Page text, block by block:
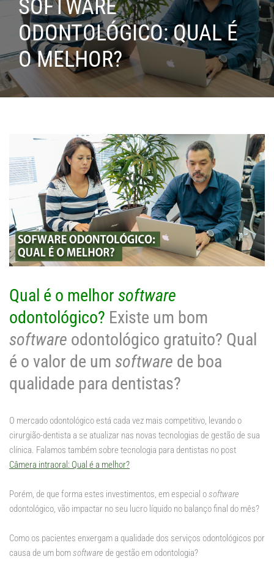
SOFTWARE
ODONTOLÓGICO: QUAL É
O MELHOR?
Qual é o melhor software
odontológico? Existe um bom
software odontológico gratuito? Qual
é o valor de um software de boa
qualidade para dentistas?
O mercado odontológico está cada vez mais competitivo, levando o
cirurgião-dentista a se atualizar nas novas tecnologias de gestão de sua
clínica. Falamos também sobre tecnologia para dentistas no post
Câmera intraoral: Qual é a melhor?
Porém, de que forma estes investimentos, em especial osoftware
odontológico, vão impactar no seu lucro líquido no balanço final do mês?
Como os pacientes enxergam a qualidade dos serviços odontológicos por
causa de um bomsoftware de gestão em odontologia?